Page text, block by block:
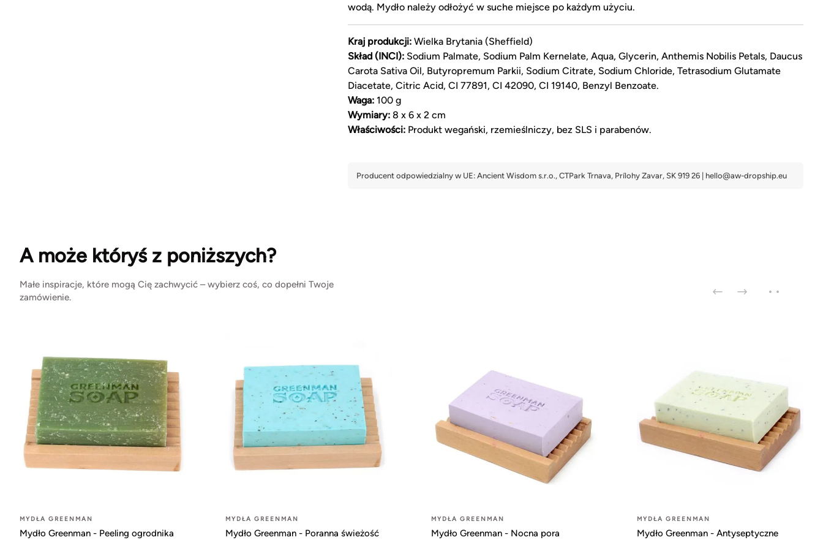
wodą. Mydło należy odłożyć w suche miejsce po każdym użyciu.
Kraj produkcji: Wielka Brytania (Sheffield)
Skład (INCI): Sodium Palmate, Sodium Palm Kernelate, Aqua, Glycerin, Anthemis Nobilis Petals, Daucus
Carota Sativa Oil, Butyropremum Parkii, Sodium Citrate, Sodium Chloride, Tetrasodium Glutamate
Diacetate, Citric Acid, CI 77891, CI 42090, CI 19140, Benzyl Benzoate.
Waga: 100 g
Wymiary: 8 x 6 x 2 cm
Właściwości: Produkt wegański, rzemieślniczy, bez SLS i parabenów.
A może któryś z poniższych?
Małe inspiracje, które mogą Cię zachwycić – wybierz coś, co dopełni Twoje
zamówienie.
MYDŁA GREENMAN
Mydło Greenman - Peeling ogrodnika
MYDŁA GREENMAN
Mydło Greenman - Poranna świeżość
MYDŁA GREENMAN
Mydło Greenman - Nocna pora
MYDŁA GREENMAN
Mydło Greenman - Antyseptyczne